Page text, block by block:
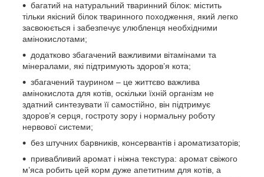
багатий на натуральний тваринний білок: містить
тільки якісний білок тваринного походження, який легко
засвоюється і забезпечує улюбленця необхідними
амінокислотами;
додатково збагачений важливими вітамінами та
мінералами, які підтримують здоров’я кота;
збагачений таурином – це життєво важлива
амінокислота для котів, оскільки їхній організм не
здатний синтезувати її самостійно, він підтримує
здоров’я серця, гостроту зору і нормальну роботу
нервової системи;
без штучних барвників, консервантів і ароматизаторів;
привабливий аромат і ніжна текстура: аромат свіжого
м’яса робить цей корм дуже апетитним для котів, а